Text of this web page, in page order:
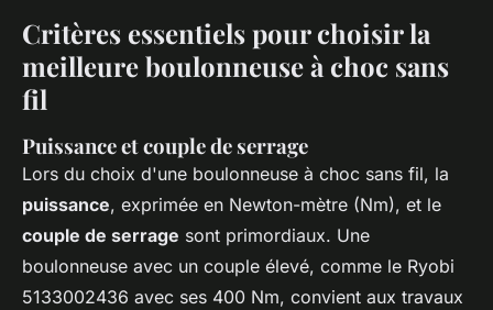
Critères essentiels pour choisir la
meilleure boulonneuse à choc sans
fil
Puissance et couple de serrage
Lors du choix d'une boulonneuse à choc sans fil, la
puissance, exprimée en Newton-mètre (Nm), et le
couple de serrage sont primordiaux. Une
boulonneuse avec un couple élevé, comme le Ryobi
5133002436 avec ses 400 Nm, convient aux travaux